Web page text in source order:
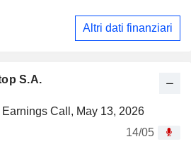
S.A.
Call, May 13, 2026
14/05
Altri dati finanziari